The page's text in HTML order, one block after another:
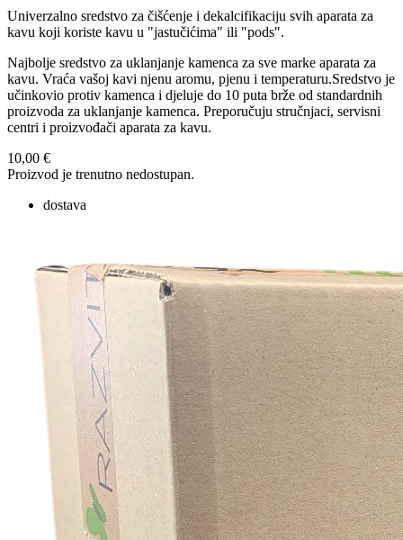
Univerzalno sredstvo za čišćenje i dekalcifikaciju svih aparata za
kavu koji koriste kavu u "jastučićima" ili "pods".
Najbolje sredstvo za uklanjanje kamenca za sve marke aparata za
kavu. Vraća vašoj kavi njenu aromu, pjenu i temperaturu.Sredstvo je
učinkovio protiv kamenca i djeluje do 10 puta brže od standardnih
proizvoda za uklanjanje kamenca. Preporučuju stručnjaci, servisni
centri i proizvođači aparata za kavu.
10,00 €
Proizvod je trenutno nedostupan.
dostava